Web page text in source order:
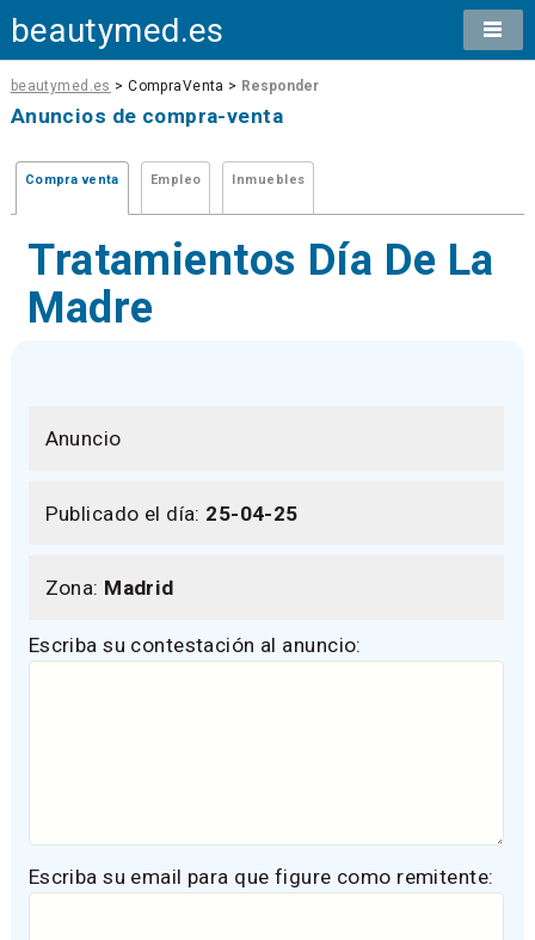
beautymed.es
beautymed.es > CompraVenta > Responder
Anuncios de compra-venta
Compra venta Empleo Inmuebles
Tratamientos Día De La
Madre
Anuncio
Publicado el día: 25-04-25
Zona: Madrid
Escriba su contestación al anuncio:
Escriba su email para que figure como remitente: